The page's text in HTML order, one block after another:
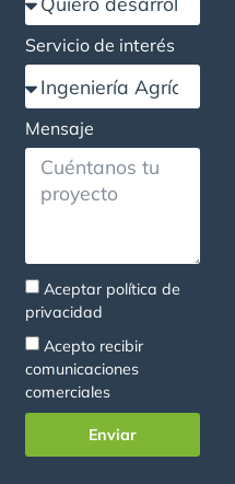
Servicio de interés
Mensaje
Aceptar política de
privacidad
Acepto recibir
comunicaciones
comerciales
Enviar